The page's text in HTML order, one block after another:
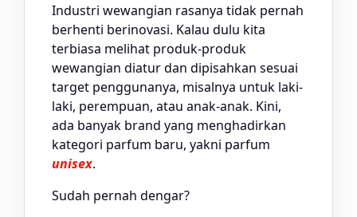
Industri wewangian rasanya tidak pernah
berhenti berinovasi. Kalau dulu kita
terbiasa melihat produk-produk
wewangian diatur dan dipisahkan sesuai
target penggunanya, misalnya untuk laki-
laki, perempuan, atau anak-anak. Kini,
ada banyak brand yang menghadirkan
kategori parfum baru, yakni parfum
unisex.
Sudah pernah dengar?